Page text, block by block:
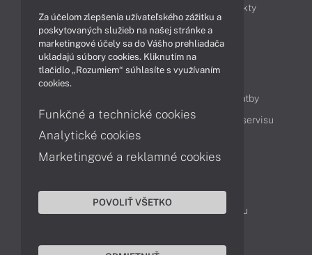
Produkty
Technológie
Videá
Obsah
Možnosti doručenia a platby
Podpora a servis
Servisné služby Cenník servisu
Kontakty
043 4224 771
Obchodné oddelenie
Reklamácia tovaru
Za účelom zlepšenia užívateľského zážitku a
poskytovaných služieb na našej stránke a
marketingové účely sa do Vášho prehliadača
ukladajú súbory cookies. Kliknutím na
tlačidlo „Rozumiem“ súhlasíte s využívaním
cookies.
Funkčné a technické cookies
Analytické cookies
Marketingové a reklamné cookies
POVOLIŤ VŠETKO